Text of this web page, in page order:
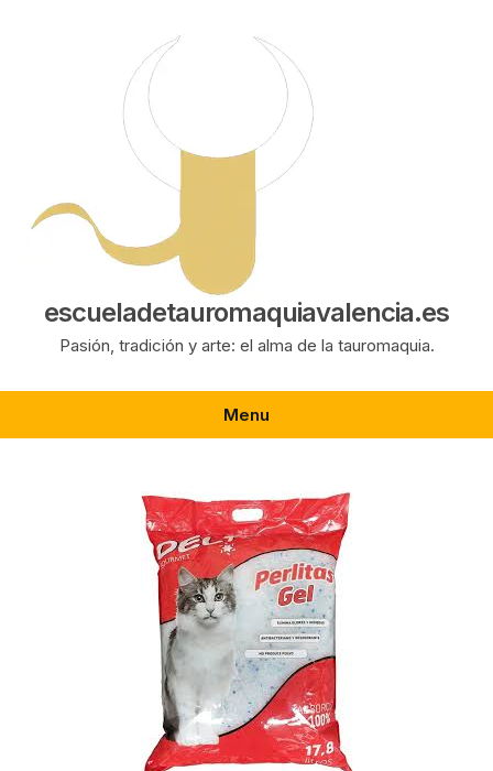
escueladetauromaquiavalencia.es
Pasión, tradición y arte: el alma de la tauromaquia.
Menu